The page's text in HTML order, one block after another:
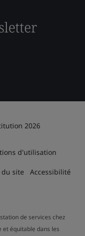
2026
d'utilisation
du site Accessibilité
de services chez
équitable dans les